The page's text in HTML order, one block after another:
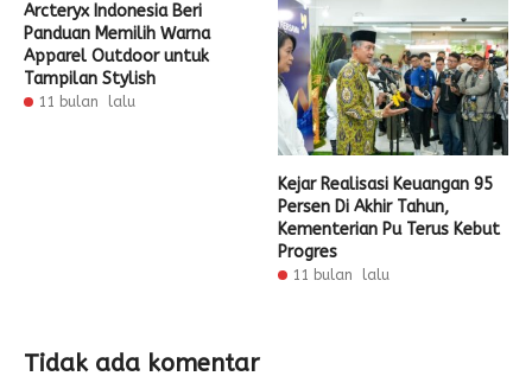
Arcteryx Indonesia Beri
Panduan Memilih Warna
Apparel Outdoor untuk
Tampilan Stylish
11 bulan lalu
Kejar Realisasi Keuangan 95
Persen Di Akhir Tahun,
Kementerian Pu Terus Kebut
Progres
11 bulan lalu
Tidak ada komentar